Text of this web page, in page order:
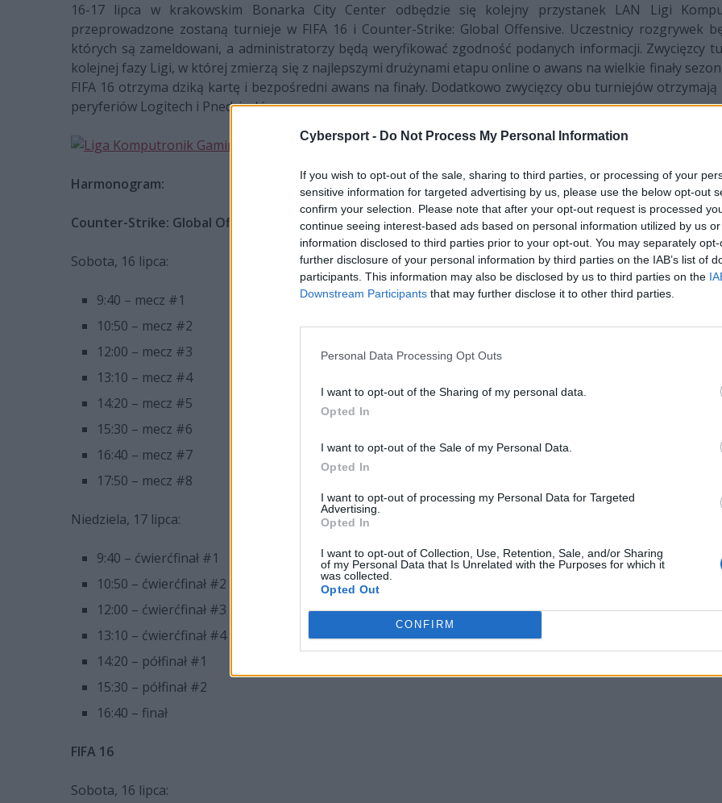
Cybersport - Do Not Process My Personal Information
If you wish to opt-out of the sale, sharing to third parties, or processing of your
sensitive information for targeted advertising by us, please use the below opt-out
confirm your selection. Please note that after your opt-out request is processed
continue seeing interest-based ads based on personal information utilized by us
information disclosed to third parties prior to your opt-out. You may separately
further disclosure of your personal information by third parties on the IAB’s list of
participants. This information may also be disclosed by us to third parties on the
Downstream Participants that may further disclose it to other third parties.
Personal Data Processing Opt Outs
I want to opt-out of the Sharing of my personal data.
Opted In
I want to opt-out of the Sale of my Personal Data.
Opted In
I want to opt-out of processing my Personal Data for Targeted
Advertising.
Opted In
I want to opt-out of Collection, Use, Retention, Sale, and/or Sharing
of my Personal Data that Is Unrelated with the Purposes for which it
was collected.
Opted Out
CONFIRM
16-17 lipca w krakowskim Bonarka City Center odbędzie się kolejny przystanek LAN Ligi
przeprowadzone zostaną turnieje w FIFA 16 i Counter-Strike: Global Offensive. Uczestnicy rozgrywek
których są zameldowani, a administratorzy będą weryfikować zgodność podanych informacji. Zwycięzcy
kolejnej fazy Ligi, w której zmierzą się z najlepszymi drużynami etapu online o awans na wielkie finały
FIFA 16 otrzyma dziką kartę i bezpośredni awans na finały. Dodatkowo zwycięzcy obu turniejów
peryferiów Logitech i Pnedrive'ów.
Harmonogram:
Counter-Strike: Global Offensive
Sobota, 16 lipca:
9:40 – mecz #1
10:50 – mecz #2
12:00 – mecz #3
13:10 – mecz #4
14:20 – mecz #5
15:30 – mecz #6
16:40 – mecz #7
17:50 – mecz #8
Niedziela, 17 lipca:
9:40 – ćwierćfinał #1
10:50 – ćwierćfinał #2
12:00 – ćwierćfinał #3
13:10 – ćwierćfinał #4
14:20 – półfinał #1
15:30 – półfinał #2
16:40 – finał
FIFA 16
Sobota, 16 lipca: